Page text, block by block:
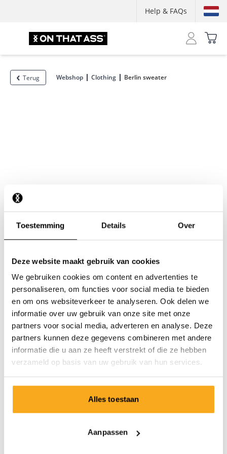
Toestemming Details Over
Deze website maakt gebruik van cookies
We gebruiken cookies om content en advertenties te
personaliseren, om functies voor social media te bieden
en om ons websiteverkeer te analyseren. Ook delen we
informatie over uw gebruik van onze site met onze
partners voor social media, adverteren en analyse. Deze
partners kunnen deze gegevens combineren met andere
informatie die u aan ze heeft verstrekt of die ze hebben
verzameld op basis van uw gebruik van hun services.
Alles toestaan
Aanpassen
Help & FAQs
Terug Webshop Clothing Berlin sweater